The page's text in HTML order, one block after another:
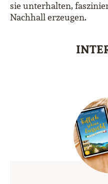
sie unterhalten,
Nachhall erzeugen.